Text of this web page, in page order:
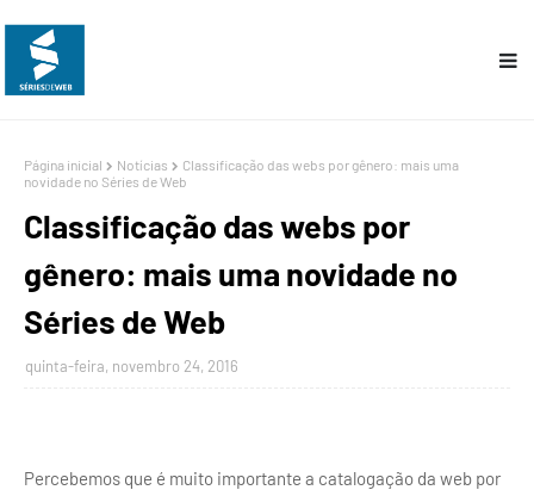
Página inicial Notícias
Classificação das webs por gênero: mais uma
novidade no Séries de Web
Classificação das webs por
gênero: mais uma novidade no
Séries de Web
quinta-feira, novembro 24, 2016
Percebemos que é muito importante a catalogação da web por